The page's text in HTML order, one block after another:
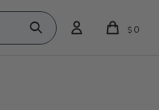
$ 0